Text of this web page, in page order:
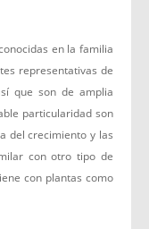
en la familia
representativas de
que son de amplia
particularidad son
del crecimiento y las
con otro tipo de
con plantas como